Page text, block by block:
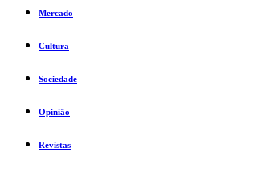
Mercado
Cultura
Sociedade
Opinião
Revistas